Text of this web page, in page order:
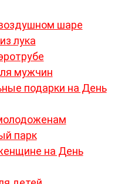
шаре
лука
мужчин
подарки на День
парк
на День